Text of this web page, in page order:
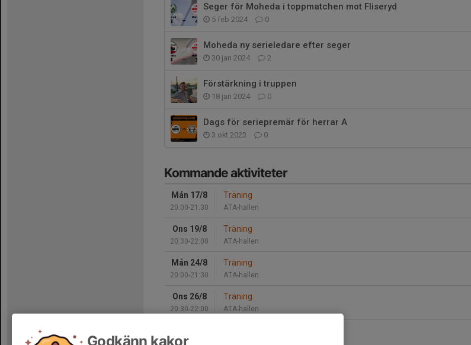
Seger för Moheda i toppmatchen mot Fliseryd
5 feb 2024 0
Moheda ny serieledare efter seger
30 jan 2024 2
Förstärkning i truppen
18 jan 2024 0
Dags för seriepremär för herrar A
3 okt 2023 0
Kommande aktiviteter
Mån 17/8
20:00-21:30
Träning
ATA-hallen
Ons 19/8
20:30-22:00
Träning
ATA-hallen
Mån 24/8
20:00-21:30
Träning
ATA-hallen
Ons 26/8
20:30-22:00
Träning
ATA-hallen
20:00-21:30
Godkänn kakor